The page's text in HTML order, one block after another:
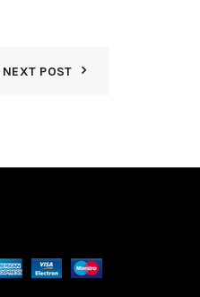
NEXT POST